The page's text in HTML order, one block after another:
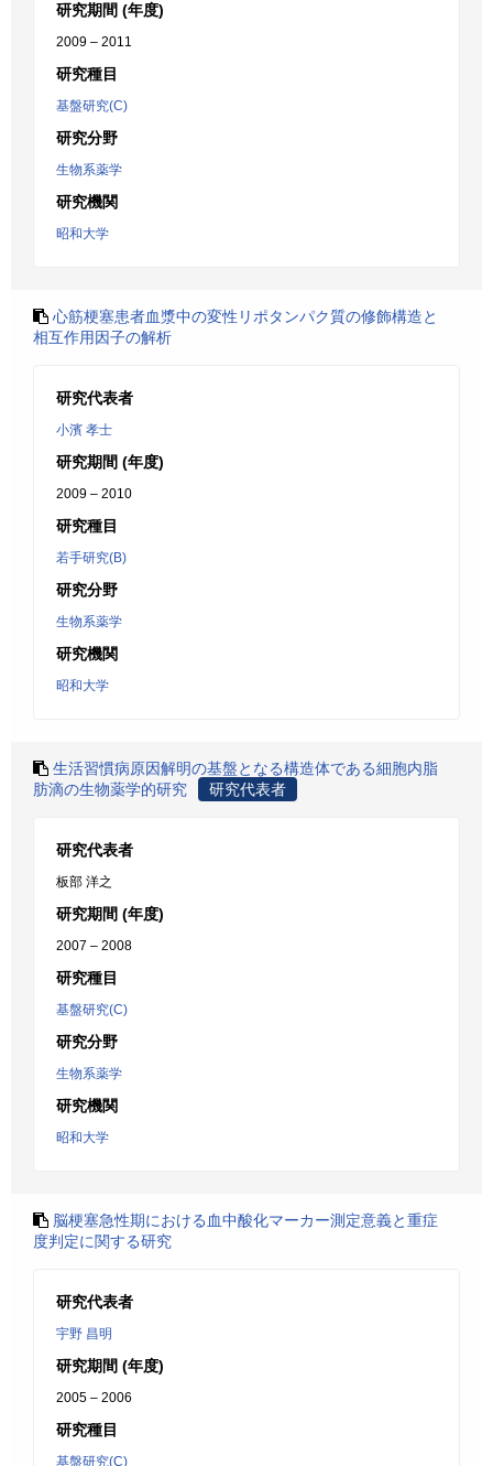
研究期間 (年度)
2009 – 2011
研究種目
基盤研究(C)
研究分野
生物系薬学
研究機関
昭和大学
心筋梗塞患者血漿中の変性リポタンパク質の修飾構造と
相互作用因子の解析
研究代表者
小濱 孝士
研究期間 (年度)
2009 – 2010
研究種目
若手研究(B)
研究分野
生物系薬学
研究機関
昭和大学
生活習慣病原因解明の基盤となる構造体である細胞内脂
肪滴の生物薬学的研究
研究代表者
研究代表者
板部 洋之
研究期間 (年度)
2007 – 2008
研究種目
基盤研究(C)
研究分野
生物系薬学
研究機関
昭和大学
脳梗塞急性期における血中酸化マーカー測定意義と重症
度判定に関する研究
研究代表者
宇野 昌明
研究期間 (年度)
2005 – 2006
研究種目
基盤研究(C)